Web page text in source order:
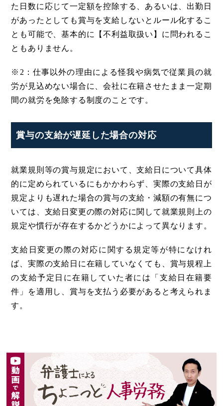
た日数に応じて一定額を控除する、あるいは、出勤日
があったとしても賞与を支給しないとルール化するこ
とも可能で、基本的に【不利益取扱い】に問われるこ
ともありません。
※2：仕事以外の理由による怪我や病気で従業員の就
労が見込めない場合に、会社に在籍させたまま一定期
間の就労を免除する制度のことです。
賞与の支給が遅延した場合の対応
就業規則等の賞与規定において、支給日について具体
的に定められているにもかかわらず、実際の支給日が
規定よりも遅れた場合の賞与の支給・減額の有無につ
いては、支給日変更の際の対応に関して就業規則上の
規定や慣行が存在するかどうかによって異なります。
支給日変更の際の対応に関する規定等が特になけれ
ば、実際の支給日に在籍していなくても、賞与規程上
の支給予定日に在籍していた者には「支給日在籍要
件」を適用し、賞与を支払う必要があると考えられま
す。